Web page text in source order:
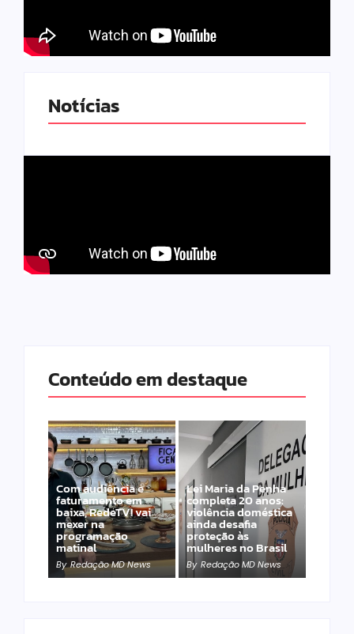
Notícias
Conteúdo em destaque
Com audiência e
faturamento em
baixa, RedeTV! vai
mexer na
programação
matinal
By Redação MD News
Lei Maria da Penha
completa 20 anos:
violência doméstica
ainda desafia
proteção às
mulheres no Brasil
By Redação MD News